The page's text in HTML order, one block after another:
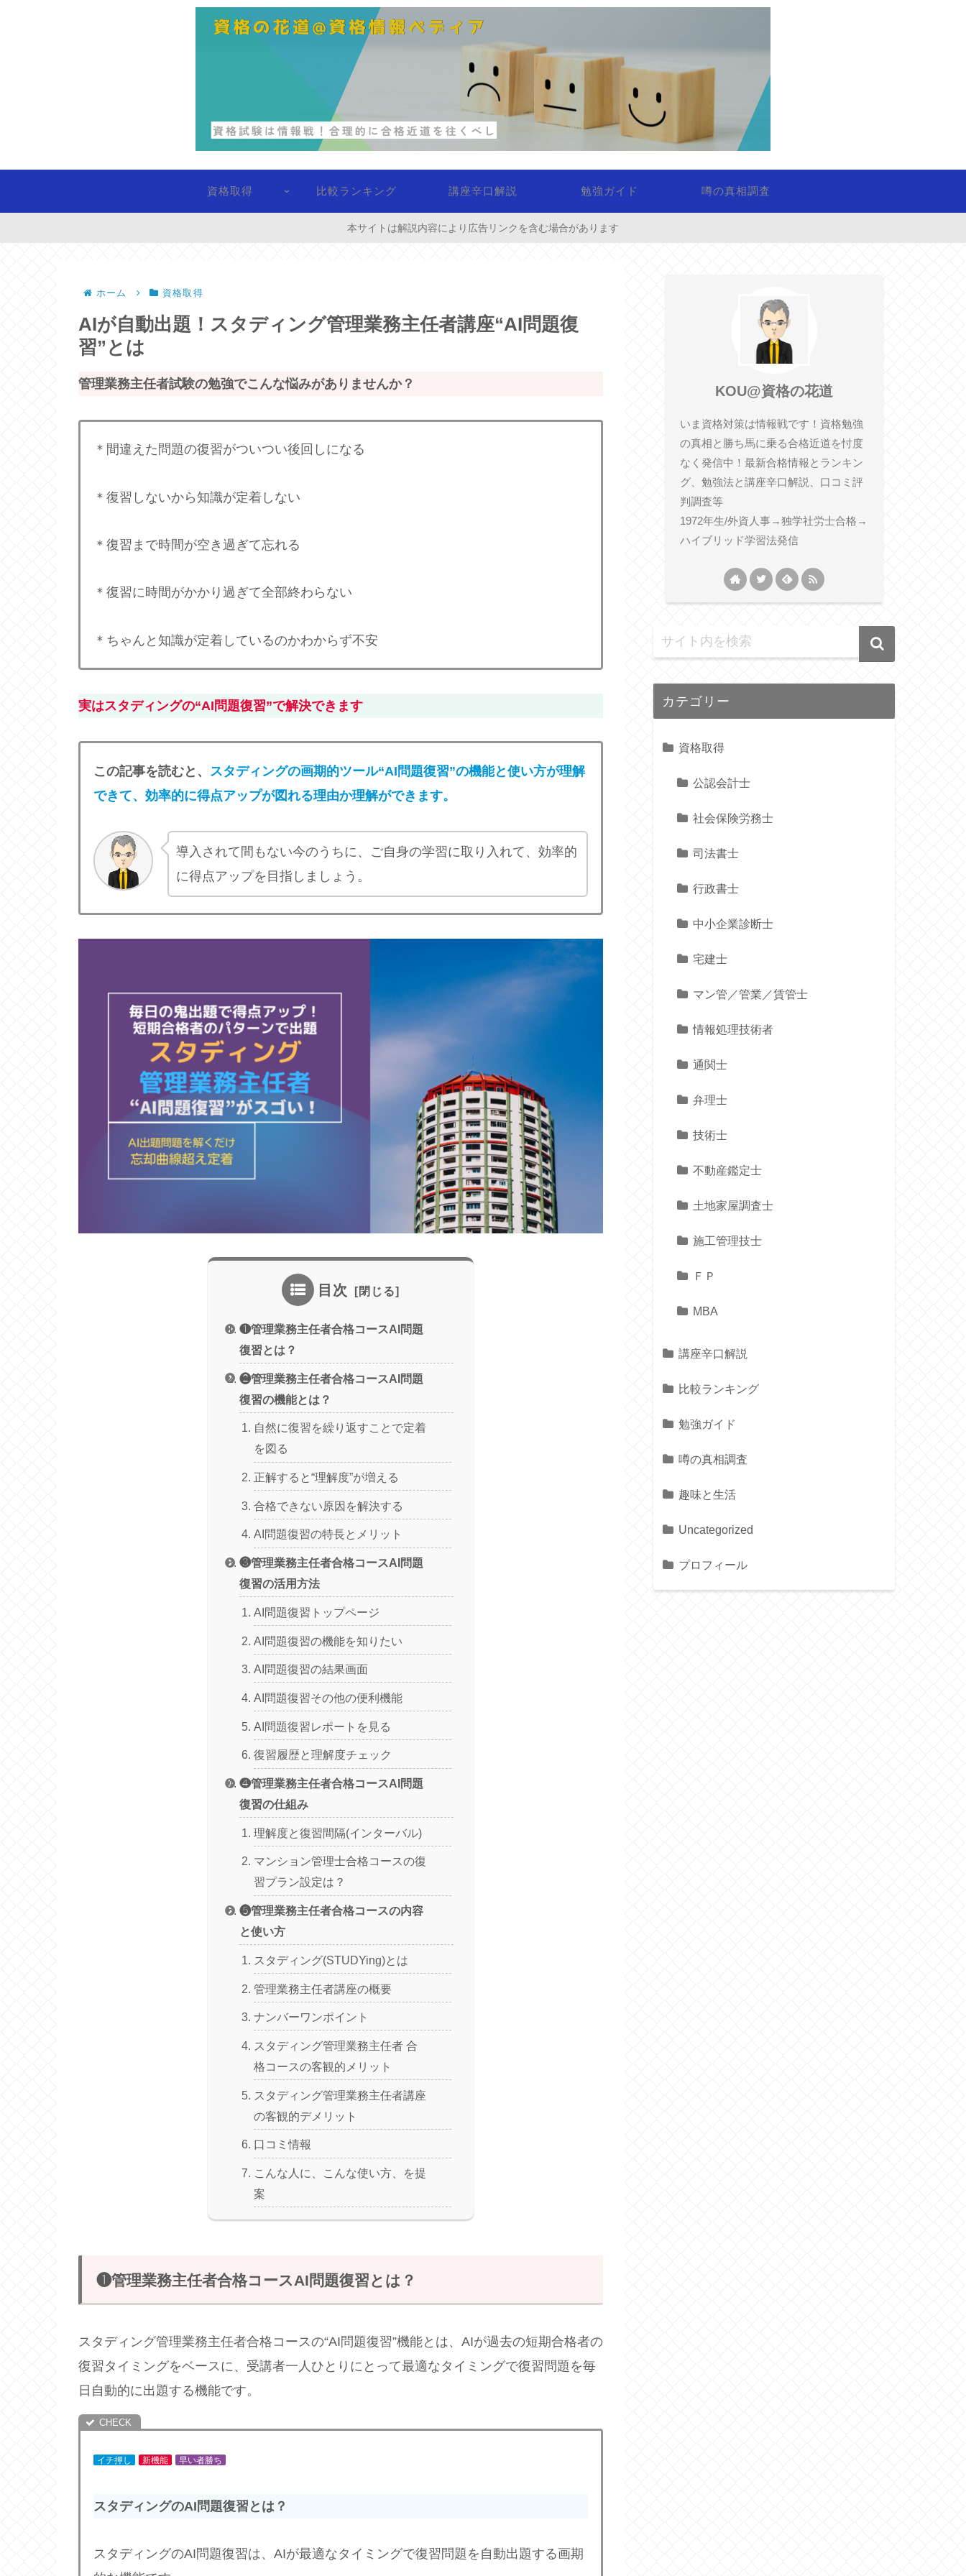
資格取得 比較ランキング 講座辛口解説 勉強ガイド 噂の真相調査
本サイトは解説内容により広告リンクを含む場合があります
ホーム 資格取得
AIが自動出題！スタディング管理業務主任者講座“AI問題復
習”とは
管理業務主任者試験の勉強でこんな悩みがありませんか？
＊間違えた問題の復習がついつい後回しになる
＊復習しないから知識が定着しない
＊復習まで時間が空き過ぎて忘れる
＊復習に時間がかかり過ぎて全部終わらない
＊ちゃんと知識が定着しているのかわからず不安
実はスタディングの“AI問題復習”で解決できます
この記事を読むと、 スタディングの画期的ツール“AI問題復習”の機能と使い方が理解
できて、効率的に得点アップが図れる理由か理解ができます。
導入されて間もない今のうちに、ご自身の学習に取り入れて、効率的
に得点アップを目指しましょう。
目次
❶管理業務主任者合格コースAI問題
復習とは？
❷管理業務主任者合格コースAI問題
復習の機能とは？
自然に復習を繰り返すことで定着
を図る
正解すると“理解度”が増える
合格できない原因を解決する
AI問題復習の特長とメリット
❸管理業務主任者合格コースAI問題
復習の活用方法
AI問題復習トップページ
AI問題復習の機能を知りたい
AI問題復習の結果画面
AI問題復習その他の便利機能
AI問題復習レポートを見る
復習履歴と理解度チェック
❹管理業務主任者合格コースAI問題
復習の仕組み
理解度と復習間隔(インターバル)
マンション管理士合格コースの復
習プラン設定は？
❺管理業務主任者合格コースの内容
と使い方
スタディング(STUDYing)とは
管理業務主任者講座の概要
ナンバーワンポイント
スタディング管理業務主任者 合
格コースの客観的メリット
スタディング管理業務主任者講座
の客観的デメリット
口コミ情報
こんな人に、こんな使い方、を提
案
❶管理業務主任者合格コースAI問題復習とは？
スタディング管理業務主任者合格コースの“AI問題復習”機能とは、AIが過去の短期合格者の
復習タイミングをベースに、受講者一人ひとりにとって最適なタイミングで復習問題を毎
日自動的に出題する機能です。
イチ押し 新機能 早い者勝ち
スタディングのAI問題復習とは？
スタディングのAI問題復習は、AIが最適なタイミングで復習問題を自動出題する画期
KOU@資格の花道
いま資格対策は情報戦です！資格勉強
の真相と勝ち馬に乗る合格近道を忖度
なく発信中！最新合格情報とランキン
グ、勉強法と講座辛口解説、口コミ評
判調査等
1972年生/外資人事→独学社労士合格→
ハイブリッド学習法発信
カテゴリー
資格取得
公認会計士
社会保険労務士
司法書士
行政書士
中小企業診断士
宅建士
マン管／管業／賃管士
情報処理技術者
通関士
弁理士
技術士
不動産鑑定士
土地家屋調査士
施工管理技士
ＦＰ
MBA
講座辛口解説
比較ランキング
勉強ガイド
噂の真相調査
趣味と生活
Uncategorized
プロフィール